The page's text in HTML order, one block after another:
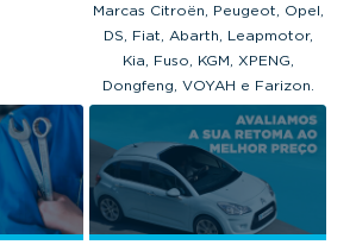
Marcas Citroën, Peugeot, Opel,
DS, Fiat, Abarth, Leapmotor,
Kia, Fuso, KGM, XPENG,
Dongfeng, VOYAH e Farizon.